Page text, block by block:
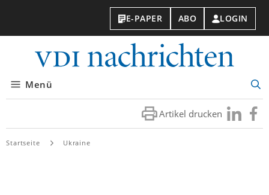
E-PAPER ABO LOGIN
Menü
Artikel drucken Besuchen
Sie
Sie
Startseite Ukraine